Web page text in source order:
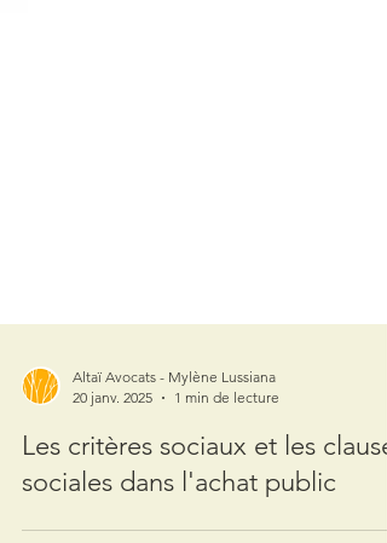
20 janv. 2025
1 min de lecture
Les critères sociaux et les
sociales dans l'achat public